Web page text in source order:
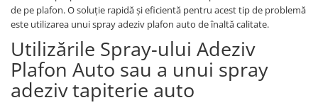
Janta
Anvelope
Roata transpaleta
Piese motor
Alternatoare
Electromotoare
Piese Yale
Piese Hyster
Piese Parker
Piese Hyundai
de pe plafon. O soluție rapidă și eficientă pentru acest tip de problemă
este utilizarea unui spray adeziv plafon auto de înaltă calitate.
Utilizările Spray-ului Adeziv
Plafon Auto sau a unui spray
adeziv tapiterie auto